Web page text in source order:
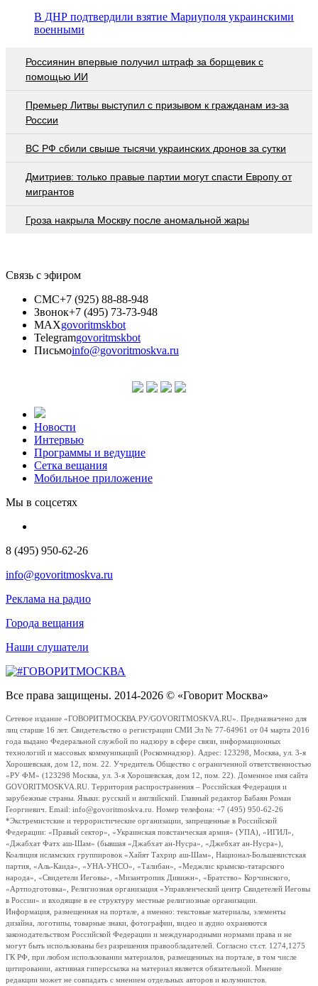
В ДНР подтвердили взятие Мариуполя украинскими
военными
Россиянин впервые получил штраф за борщевик с
помощью ИИ
Премьер Литвы выступил с призывом к гражданам из-за
России
ВС РФ сбили свыше тысячи украинских дронов за сутки
Дмитриев: только правые партии могут спасти Европу от
мигрантов
Гроза накрыла Москву после аномальной жары
Связь с эфиром
СМС+7 (925) 88-88-948
Звонок+7 (495) 73-73-948
MAXgovoritmskbot
Telegramgovoritmskbot
Письмоinfo@govoritmoskva.ru
Новости
Интервью
Программы и ведущие
Сетка вещания
Мобильное приложение
Мы в соцсетях
8 (495) 950-62-26
info@govoritmoskva.ru
Реклама на радио
Города вещания
Наши слушатели
Все права защищены. 2014-2026 © «Говорит Москва»
Сетевое издание «ГОВОРИТМОСКВА.РУ/GOVORITMOSKVA.RU». Предназначено для
лиц старше 16 лет. Свидетельство о регистрации СМИ Эл № 77-64961 от 04 марта 2016
года выдано Федеральной службой по надзору в сфере связи, информационных
технологий и массовых коммуникаций (Роскомнадзор). Адрес: 123298, Москва, ул. 3-я
Хорошевская, дом 12, пом. 22. Учредитель Общество с ограниченной ответственностью
«РУ ФМ» (123298 Москва, ул. 3-я Хорошевская, дом 12, пом. 22). Доменное имя сайта
GOVORITMOSKVA.RU. Территория распространения – Российская Федерация и
зарубежные страны. Языки: русский и английский. Главный редактор Бабаян Роман
Георгиевич. Email: info@govoritmoskva.ru. Номер телефона: +7 (495) 950-62-26
*Экстремистские и террористические организации, запрещенные в Российской
Федерации: «Правый сектор», «Украинская повстанческая армия» (УПА), «ИГИЛ»,
«Джабхат Фатх аш-Шам» (бывшая «Джабхат ан-Нусра», «Джебхат ан-Нусра»),
Коалиция исламских группировок «Хайят Тахрир аш-Шам», Национал-Большевистская
партия, «Аль-Каида», «УНА-УНСО», «Талибан», «Меджлис крымско-татарского
народа», «Свидетели Иеговы», «Мизантропик Дивижн», «Братство» Корчинского,
«Артподготовка», Религиозная организация «Управленческий центр Свидетелей Иеговы
в России» и входящие в ее структуру местные религиозные организации.
Информация, размещенная на портале, а именно: текстовые материалы, элементы
дизайна, логотипы, товарные знаки, фотографии, видео и аудио охраняются
законодательством Российской Федерации и международными нормами права и не
могут быть использованы без разрешения правообладателей. Согласно ст.ст. 1274,1275
ГК РФ, при любом использовании материалов, размещенных на портале, в том числе
цитировании, активная гиперссылка на материал является обязательной. Мнение
редакции может не совпадать с мнением отдельных авторов и колумнистов.